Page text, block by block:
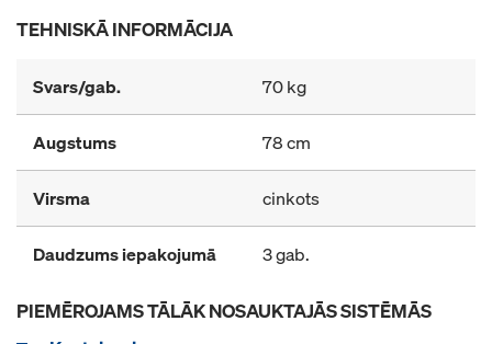
TEHNISKĀ INFORMĀCIJA
Svars/gab. 70 kg
Augstums 78 cm
Virsma cinkots
Daudzums iepakojumā 3 gab.
PIEMĒROJAMS TĀLĀK NOSAUKTAJĀS SISTĒMĀS